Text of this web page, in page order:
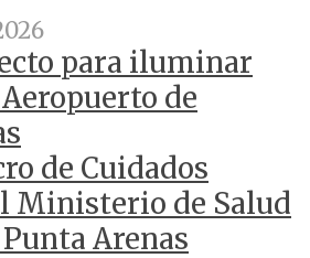
para iluminar
de
de Cuidados
Ministerio de Salud
Arenas